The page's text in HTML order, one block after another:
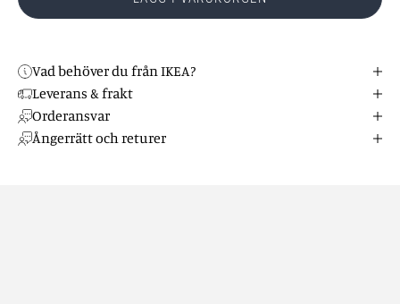
Vad behöver du från IKEA?
Leverans & frakt
Orderansvar
Ångerrätt och returer